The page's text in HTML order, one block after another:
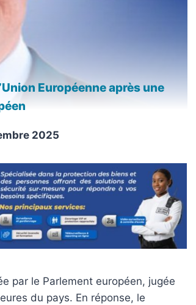
Européenne après une
2025
par le Parlement européen, jugée
du pays. En réponse, le